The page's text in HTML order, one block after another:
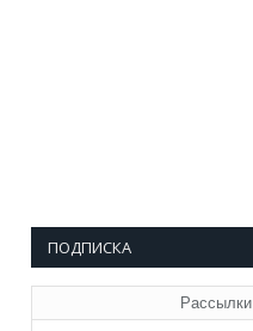
ПОДПИСКА
Рассылки